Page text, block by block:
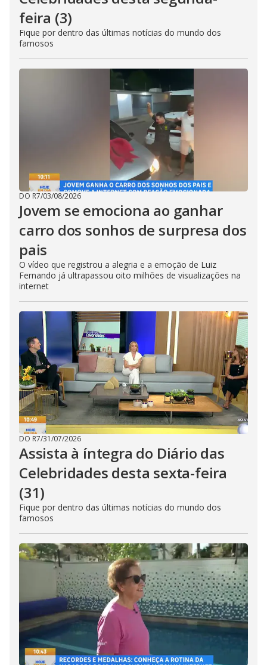
feira (3)
Fique por dentro das últimas notícias do mundo dos
famosos
DO R7/03/08/2026
Jovem se emociona ao ganhar
carro dos sonhos de surpresa dos
pais
O vídeo que registrou a alegria e a emoção de Luiz
Fernando já ultrapassou oito milhões de visualizações na
internet
DO R7/31/07/2026
Assista à íntegra do Diário das
Celebridades desta sexta-feira
(31)
Fique por dentro das últimas notícias do mundo dos
famosos